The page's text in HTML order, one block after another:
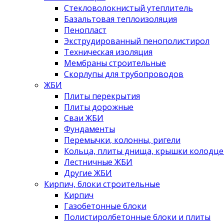
Стекловолокнистый утеплитель
Базальтовая теплоизоляция
Пенопласт
Экструдированный пенополистирол
Техническая изоляция
Мембраны строительные
Скорлупы для трубопроводов
ЖБИ
Плиты перекрытия
Плиты дорожные
Сваи ЖБИ
Фундаменты
Перемычки, колонны, ригели
Кольца, плиты днища, крышки
Лестничные ЖБИ
Другие ЖБИ
Кирпич, блоки строительные
Кирпич
Газобетонные блоки
Полистиролбетонные блоки и плиты